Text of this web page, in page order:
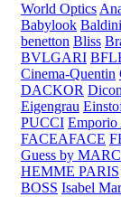
World Optics
Babylook
benetton Bliss
BVLGARI
Cinema-Quentin
DACKOR
Eigengrau
PUCCI Emporio
FACEAFACE
Guess by
HEMME PARIS
BOSS Isabel